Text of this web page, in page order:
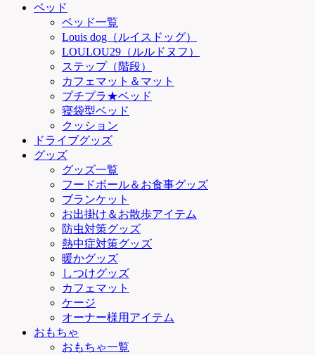
ベッド
ベッド一覧
Louis dog（ルイスドッグ）
LOULOU29（ルルドヌフ）
ステップ（階段）
カフェマット＆マット
プチプラ★ベッド
寝袋型ベッド
クッション
ドライブグッズ
グッズ
グッズ一覧
フードボール＆お食事グッズ
ブランケット
お出掛け＆お散歩アイテム
防虫対策グッズ
熱中症対策グッズ
暖かグッズ
しつけグッズ
カフェマット
ケージ
オーナー様用アイテム
おもちゃ
おもちゃ一覧